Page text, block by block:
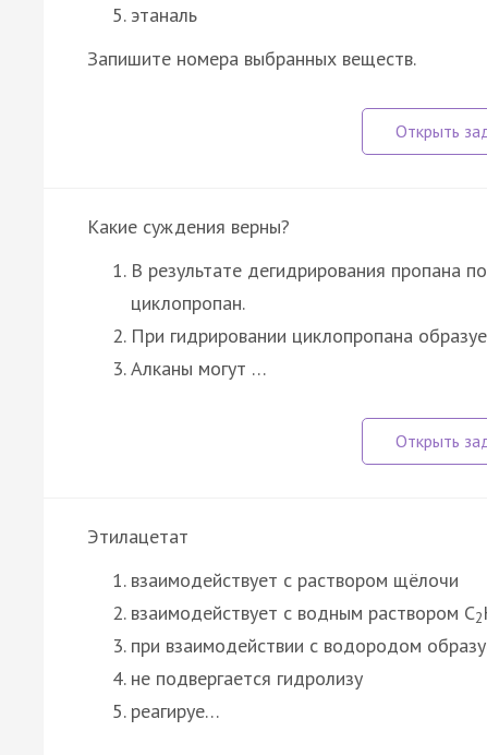
этаналь
Запишите номера выбранных веществ.
Какие суждения верны?
В результате дегидрирования пропана
циклопропан.
При гидрировании циклопропана
Алканы могут …
Этилацетат
взаимодействует с раствором щёлочи
взаимодействует с водным раствором C2
при взаимодействии с водородом
не подвергается гидролизу
реагируе…